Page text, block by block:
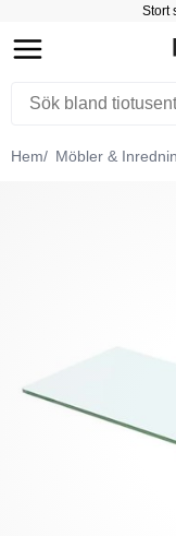
Stort
Hem Möbler &